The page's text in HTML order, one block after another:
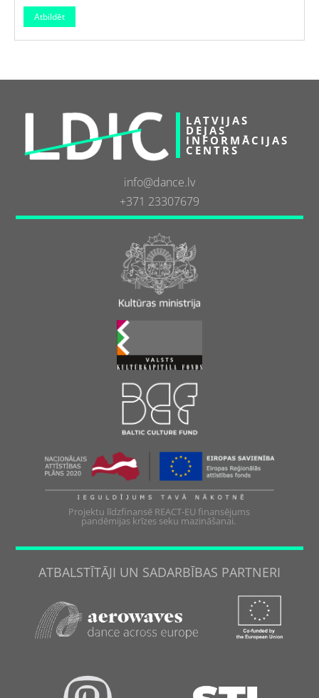
LATVIJAS
DEJAS
INFORMĀCIJAS
CENTRS
info@dance.lv
+371 23307679
Projektu līdzfinansē REACT-EU finansējums
pandēmijas krīzes seku mazināšanai.
ATBALSTĪTĀJI UN SADARBĪBAS PARTNERI